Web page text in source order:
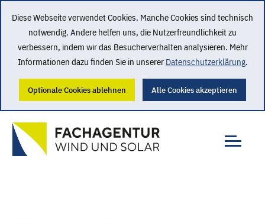
Diese Webseite verwendet Cookies. Manche Cookies sind technisch
notwendig. Andere helfen uns, die Nutzerfreundlichkeit zu
verbessern, indem wir das Besucherverhalten analysieren. Mehr
Informationen dazu finden Sie in unserer Datenschutzerklärung.
Optionale Cookies ablehnen Alle Cookies akzeptieren